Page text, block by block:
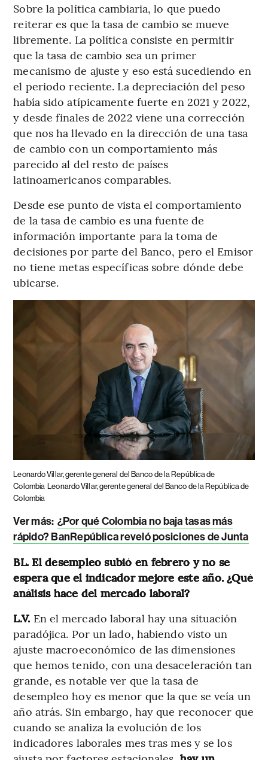
Sobre la política cambiaria, lo que puedo
reiterar es que la tasa de cambio se mueve
libremente. La política consiste en permitir
que la tasa de cambio sea un primer
mecanismo de ajuste y eso está sucediendo en
el periodo reciente. La depreciación del peso
había sido atípicamente fuerte en 2021 y 2022,
y desde finales de 2022 viene una corrección
que nos ha llevado en la dirección de una tasa
de cambio con un comportamiento más
parecido al del resto de países
latinoamericanos comparables.
Desde ese punto de vista el comportamiento
de la tasa de cambio es una fuente de
información importante para la toma de
decisiones por parte del Banco, pero el Emisor
no tiene metas específicas sobre dónde debe
ubicarse.
Leonardo Villar, gerente general del Banco de la República de
Colombia Leonardo Villar, gerente general del Banco de la República de
Colombia
Ver más: ¿Por qué Colombia no baja tasas más
rápido? BanRepública reveló posiciones de Junta
BL. El desempleo subió en febrero y no se
espera que el indicador mejore este año. ¿Qué
análisis hace del mercado laboral?
L.V. En el mercado laboral hay una situación
paradójica. Por un lado, habiendo visto un
ajuste macroeconómico de las dimensiones
que hemos tenido, con una desaceleración tan
grande, es notable ver que la tasa de
desempleo hoy es menor que la que se veía un
año atrás. Sin embargo, hay que reconocer que
cuando se analiza la evolución de los
indicadores laborales mes tras mes y se los